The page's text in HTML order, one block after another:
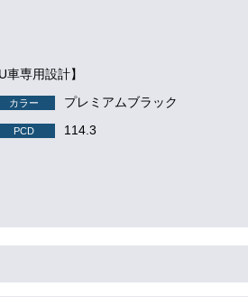
専用設計】
カラー プレミアムブラック
PCD 114.3